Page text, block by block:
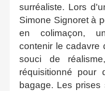
surréaliste. Lors
Simone Signoret à
en colimaçon,
contenir le cadavre
souci de
réquisitionné pour
bagage. Les